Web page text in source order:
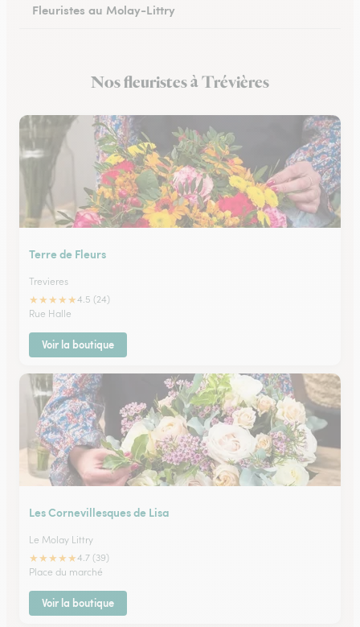
Fleuristes au Molay-Littry
Fleuristes à Saint-Martin-de-Fontenay
Nos fleuristes à Trévières
Terre de Fleurs
Trevieres
★★★★★4.5 (24)
Rue Halle
Voir la boutique
Les Cornevillesques de Lisa
Le Molay Littry
★★★★★4.7 (39)
Place du marché
Voir la boutique